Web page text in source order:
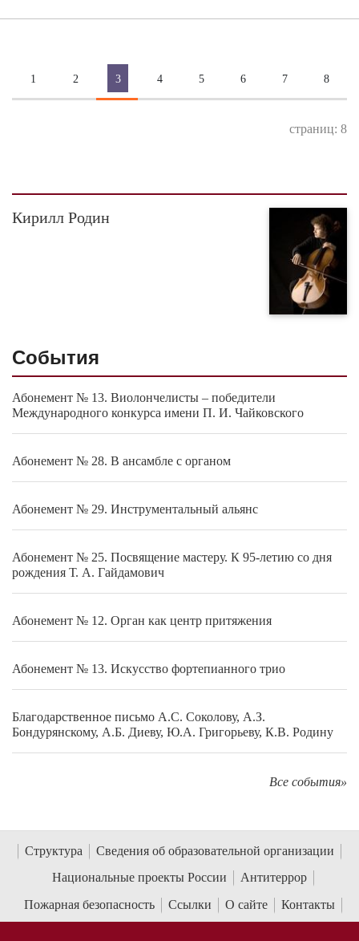
1 2 3 4 5 6 7 8
страниц: 8
Кирилл Родин
События
Абонемент № 13. Виолончелисты – победители
Международного конкурса имени П. И. Чайковского
Абонемент № 28. В ансамбле с органом
Абонемент № 29. Инструментальный альянс
Абонемент № 25. Посвящение мастеру. К 95-летию со дня
рождения Т. А. Гайдамович
Абонемент № 12. Орган как центр притяжения
Абонемент № 13. Искусство фортепианного трио
Благодарственное письмо А.С. Соколову, А.З.
Бондурянскому, А.Б. Диеву, Ю.А. Григорьеву, К.В. Родину
Все события»
Структура
Сведения об образовательной организации
Национальные проекты России
Антитеррор
Пожарная безопасность
Ссылки О сайте Контакты